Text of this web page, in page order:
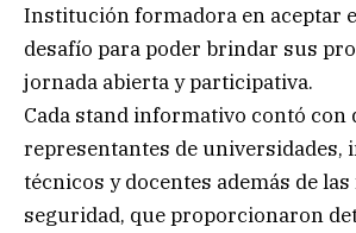
Institución formadora en aceptar
desafío para poder brindar sus
jornada abierta y participativa.
Cada stand informativo contó con
representantes de universidades,
técnicos y docentes además de
seguridad, que proporcionaron